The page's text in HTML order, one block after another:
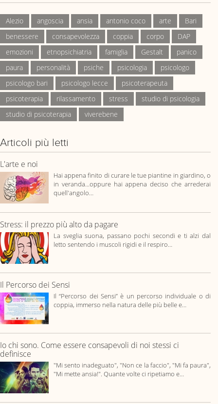
Alezio angoscia ansia antonio coco arte
Bari
benessere
consapevolezza coppia corpo
DAP
emozioni
etnopsichiatria famiglia Gestalt
panico
paura
personalità psiche psicologia
psicologo
psicologo bari
psicologo lecce
psicoterapeuta
psicoterapia
rilassamento stress
studio di psicologia
studio di psicoterapia
viverebene
Articoli più letti
L'arte e noi
Hai appena finito di curare le tue piantine in giardino, o
in veranda...oppure hai appena deciso che arrederai
quell'angolo…
Stress: il prezzo più alto da pagare
La sveglia suona, passano pochi secondi e ti alzi dal
letto sentendo i muscoli rigidi e il respiro…
Il Percorso dei Sensi
Il “Percorso dei Sensi” è un percorso individuale o di
coppia, immerso nella natura delle più belle e…
Io chi sono. Come essere consapevoli di noi stessi ci
definisce
"Mi sento inadeguato", "Non ce la faccio", "Mi fa paura",
"Mi mette ansia!". Quante volte ci ripetiamo e…